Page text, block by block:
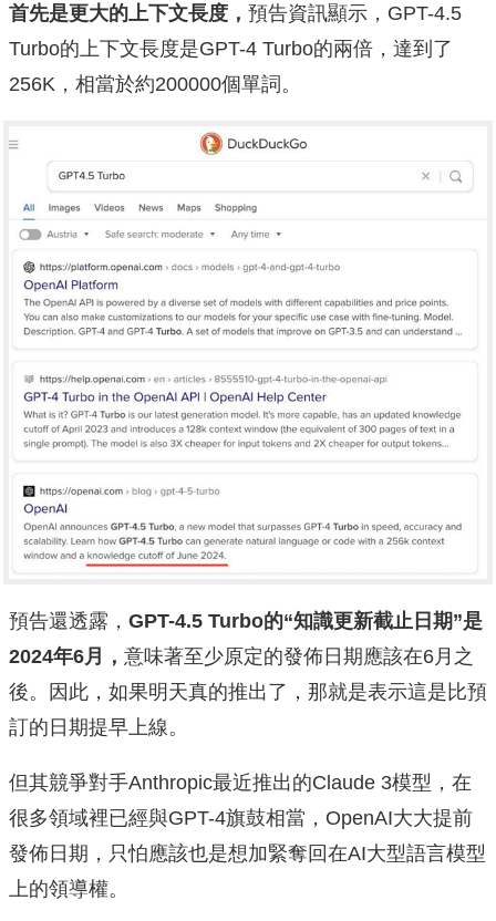
首先是更大的上下文長度， 預告資訊顯示，GPT-4.5
Turbo的上下文長度是GPT-4 Turbo的兩倍，達到了
256K，相當於約200000個單詞。
預告還透露， GPT-4.5 Turbo的“知識更新截止日期”是
2024年6月， 意味著至少原定的發佈日期應該在6月之
後。因此，如果明天真的推出了，那就是表示這是比預
訂的日期提早上線。
但其競爭對手Anthropic最近推出的Claude 3模型，在
很多領域裡已經與GPT-4旗鼓相當，OpenAI大大提前
發佈日期，只怕應該也是想加緊奪回在AI大型語言模型
上的領導權。